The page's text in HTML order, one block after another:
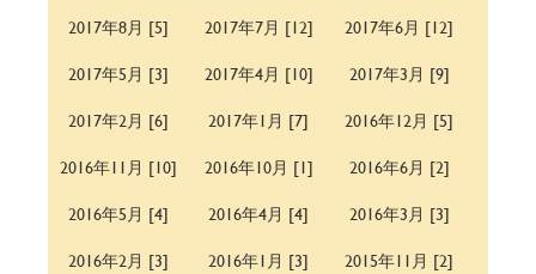
2017年8月 [5]
2017年7月 [12]
2017年6月 [12]
2017年5月 [3]
2017年4月 [10]
2017年3月 [9]
2017年2月 [6]
2017年1月 [7]
2016年12月 [5]
2016年11月 [10]
2016年10月 [1]
2016年6月 [2]
2016年5月 [4]
2016年4月 [4]
2016年3月 [3]
2016年2月 [3]
2016年1月 [3]
2015年11月 [2]